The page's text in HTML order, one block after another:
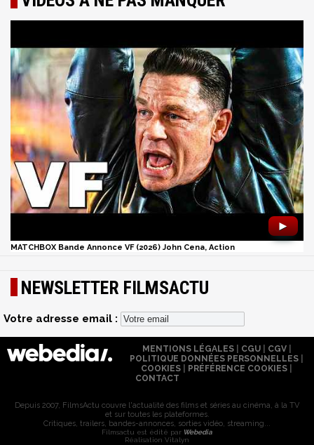
►
MATCHBOX Bande Annonce VF (2026) John Cena, Action
NEWSLETTER FILMSACTU
Votre adresse email :
MENTIONS LÉGALES| CGU| CGV|
POLITIQUE DONNÉES PERSONNELLES
COOKIES
PRÉFÉRENCE COOKIES
CONTACT
Depuis 2007, FilmsActu couvre l'actualité des films et séries au cinéma, à la TV
et sur toutes les plateformes.
Critiques, trailers, bandes-annonces, sorties vidéo, streaming...
Filmsactu est édité par Webedia
Réalisation Vitalyn